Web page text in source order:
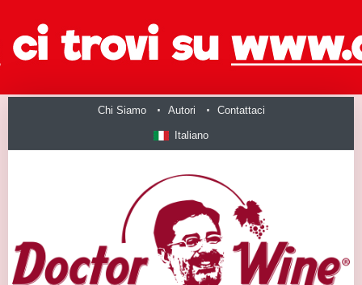
Chi Siamo Autori Contattaci
Italiano